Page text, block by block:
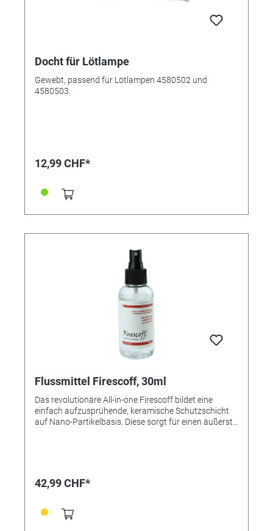
Docht für Lötlampe
Gewebt, passend für Lötlampen 4580502 und
4580503.
12,99 CHF*
Flussmittel Firescoff, 30ml
Das revolutionäre All-in-one Firescoff bildet eine
einfach aufzusprühende, keramische Schutzschicht
auf Nano-Partikelbasis. Diese sorgt für einen äußerst
wasserlöslich kann mit Firescoff auf säurebasierte
Lötarbeiten sicherer, schneller und auch
kostengünstiger. Firescoff einfach auf das Werkstück
42,99 CHF*